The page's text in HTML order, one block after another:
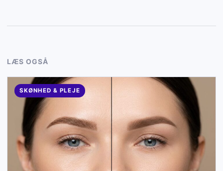
LÆS OGSÅ
SKØNHED & PLEJE